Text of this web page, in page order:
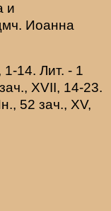
и
Иоанна
1-14. Лит. - 1
XVII, 14-23.
52 зач., XV,